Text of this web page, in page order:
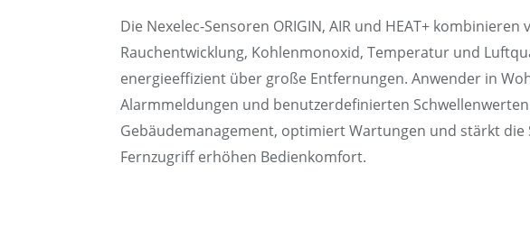
Die Nexelec-Sensoren ORIGIN, AIR und HEAT+
Rauchentwicklung, Kohlenmonoxid, Temperatur und
energieeffizient über große Entfernungen. Anwender in
Alarmmeldungen und benutzerdefinierten
Gebäudemanagement, optimiert Wartungen und stärkt
Fernzugriff erhöhen Bedienkomfort.